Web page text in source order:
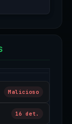
Malicioso
16 det.